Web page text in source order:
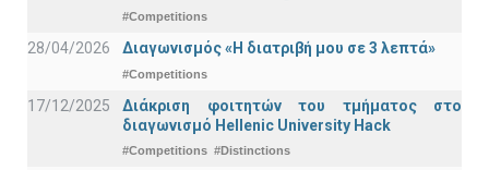
#Competitions
28/04/2026 Διαγωνισμός «Η διατριβή μου σε 3 λεπτά»
#Competitions
17/12/2025
Διάκριση φοιτητών του τμήματος στο
διαγωνισμό Hellenic University Hack
#Competitions #Distinctions